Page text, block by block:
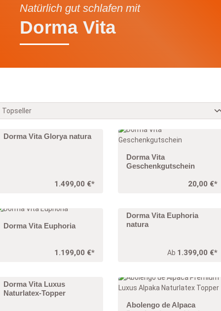
Natürlich gut schlafen mit
Dorma Vita
Dorma Vita Glorya natura
1.499,00 €*
Dorma Vita
Geschenkgutschein
20,00 €*
Dorma Vita Euphoria
1.199,00 €*
Dorma Vita Euphoria
natura
Ab 1.399,00 €*
Dorma Vita Luxus
Naturlatex-Topper
Abolengo de Alpaca